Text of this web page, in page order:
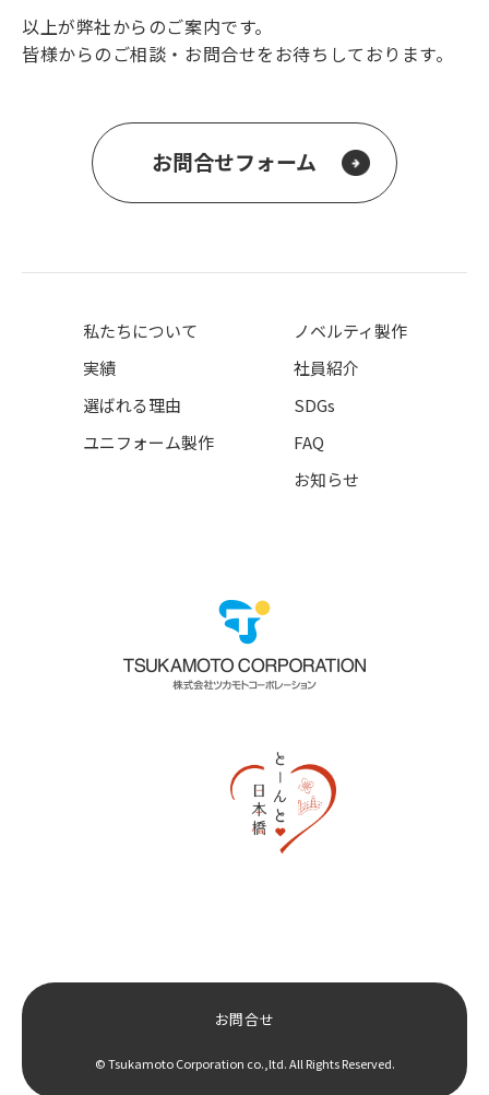
以上が弊社からのご案内です。
皆様からのご相談・お問合せをお待ちしております。
お問合せフォーム
私たちについて
実績
選ばれる理由
ユニフォーム製作
ノベルティ製作
社員紹介
SDGs
FAQ
お知らせ
お問合せ
© Tsukamoto Corporation co.,ltd. All Rights Reserved.